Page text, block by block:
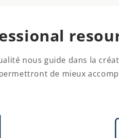
nous guide dans la
de mieux